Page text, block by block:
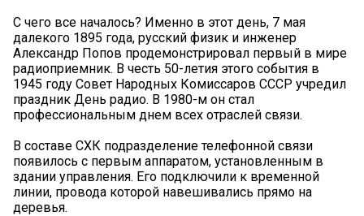
С чего все началось? Именно в этот день, 7 мая
далекого 1895 года, русский физик и инженер
Александр Попов продемонстрировал первый в мире
радиоприемник. В честь 50-летия этого события в
1945 году Совет Народных Комиссаров СССР учредил
праздник День радио. В 1980-м он стал
профессиональным днем всех отраслей связи.
В составе СХК подразделение телефонной связи
появилось с первым аппаратом, установленным в
здании управления. Его подключили к временной
линии, провода которой навешивались прямо на
деревья.